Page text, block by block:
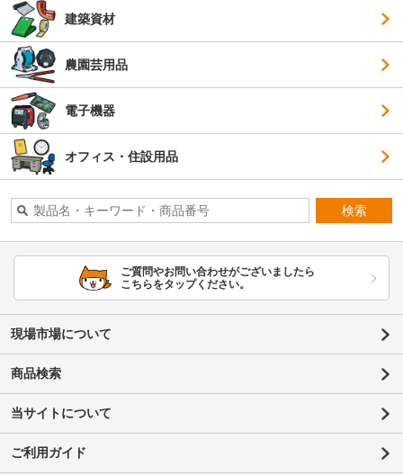
建築資材
農園芸用品
電子機器
オフィス・住設用品
検索
ご質問やお問い合わせがございましたら
こちらをタップください。
現場市場について
商品検索
当サイトについて
ご利用ガイド